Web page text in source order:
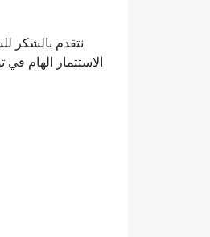
نتقدم بالشكر